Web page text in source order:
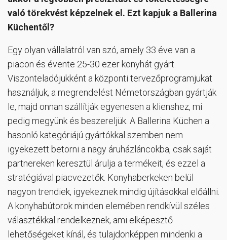
való törekvést képzelnek el. Ezt kapjuk a Ballerina
Küchentől?
Egy olyan vállalatról van szó, amely 33 éve van a
piacon és évente 25-30 ezer konyhát gyárt.
Viszonteladójukként a központi tervezőprogramjukat
használjuk, a megrendelést Németországban gyártják
le, majd onnan szállítják egyenesen a klienshez, mi
pedig megyünk és beszereljük. A Ballerina Küchen a
hasonló kategóriájú gyártókkal szemben nem
igyekezett betörni a nagy áruházláncokba, csak saját
partnereken keresztül árulja a termékeit, és ezzel a
stratégiával piacvezetők. Konyhaberkeken belül
nagyon trendiek, igyekeznek mindig újításokkal előállni.
A konyhabútorok minden elemében rendkívül széles
választékkal rendelkeznek, ami elképesztő
lehetőségeket kínál, és tulajdonképpen mindenki a